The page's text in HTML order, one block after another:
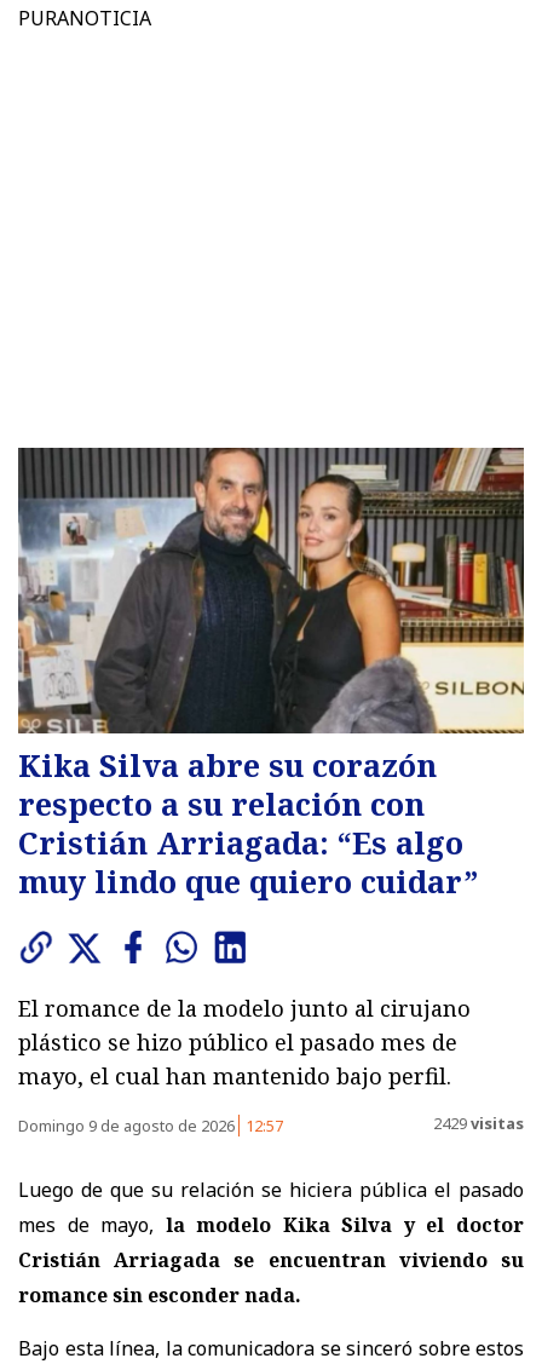
PURANOTICIA
Kika Silva abre su corazón
respecto a su relación con
Cristián Arriagada: “Es algo
muy lindo que quiero cuidar”
El romance de la modelo junto al cirujano
plástico se hizo público el pasado mes de
mayo, el cual han mantenido bajo perfil.
Domingo 9 de agosto de 2026 12:57 2429visitas
Luego de que su relación se hiciera pública el pasado
mes de mayo, la modelo Kika Silva y el doctor
Cristián Arriagada se encuentran viviendo su
romance sin esconder nada.
Bajo esta línea, la comunicadora se sinceró sobre estos